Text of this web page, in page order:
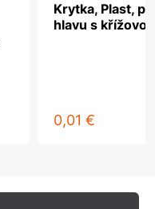
Krytka, Plast,
hlavu s
0,01 €